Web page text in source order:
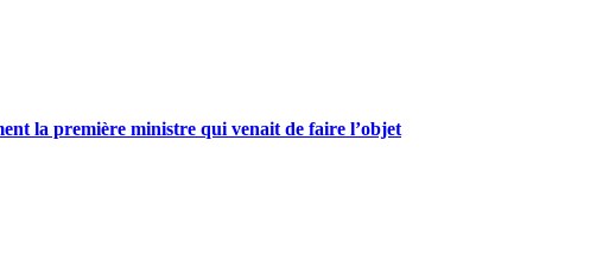
la première ministre qui venait de faire l’objet